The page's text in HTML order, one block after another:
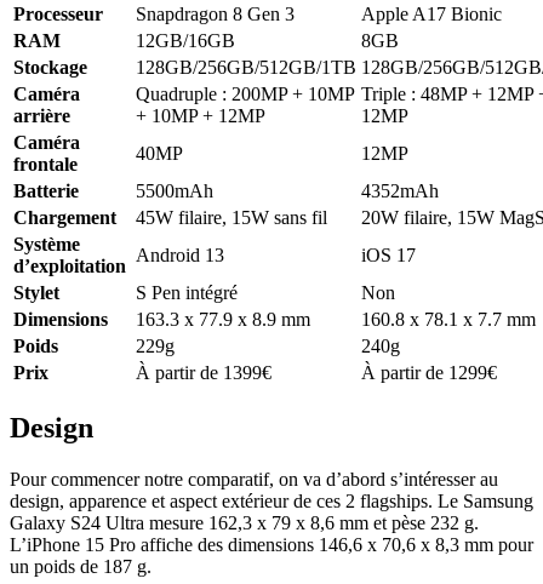
Processeur
Snapdragon 8 Gen 3
Apple A17 Bionic
RAM
12GB/16GB
8GB
Stockage
128GB/256GB/512GB/1TB 128GB/256GB/
Caméra
arrière
Quadruple : 200MP + 10MP
+ 10MP + 12MP
Triple : 48MP + 12MP
12MP
Caméra
frontale
40MP
12MP
Batterie
5500mAh
4352mAh
Chargement
45W filaire, 15W sans fil
20W filaire, 15W
Système
d’exploitation
Android 13
iOS 17
Stylet
S Pen intégré
Non
Dimensions
163.3 x 77.9 x 8.9 mm
160.8 x 78.1 x 7.7 mm
Poids
229g
240g
Prix
À partir de 1399€ À partir de 1299€
Design
Pour commencer notre comparatif, on va d’abord s’intéresser au
design, apparence et aspect extérieur de ces 2 flagships. Le Samsung
Galaxy S24 Ultra mesure 162,3 x 79 x 8,6 mm et pèse 232 g.
L’iPhone 15 Pro affiche des dimensions 146,6 x 70,6 x 8,3 mm pour
un poids de 187 g.